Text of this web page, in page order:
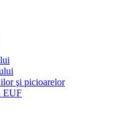
şi picioarelor
EUF